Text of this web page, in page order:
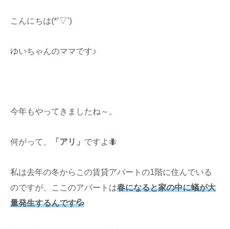
こんにちは(*’▽’)
ゆいちゃんのママです♪
今年もやってきましたね～。
何がって、 「アリ」 ですよ🐜
私は去年の冬からこの賃貸アパートの1階に住んでいる
のですが、ここのアパートは春になると家の中に蟻が大
量発生するんです💦